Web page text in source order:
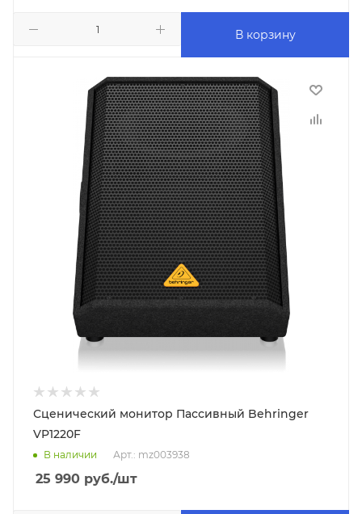
В корзину
Сценический монитор Пассивный Behringer
VP1220F
В наличии Арт.: mz003938
25 990 руб./шт